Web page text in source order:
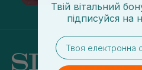
Твій вітальний
підписуйся на
email